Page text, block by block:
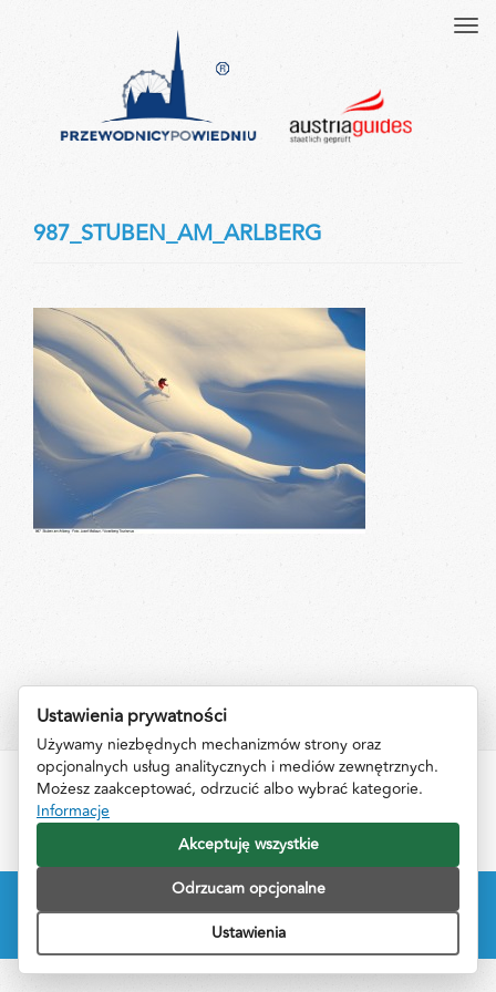
987_STUBEN_AM_ARLBERG
Impressum
©Copyright by PrzewodnikPoWiedniu.pl 2016. Designed and developed by
FreshMediaProject.
Ustawienia prywatności
Używamy niezbędnych mechanizmów strony oraz
opcjonalnych usług analitycznych i mediów zewnętrznych.
Możesz zaakceptować, odrzucić albo wybrać kategorie.
Informacje
Akceptuję wszystkie
Odrzucam opcjonalne
Ustawienia